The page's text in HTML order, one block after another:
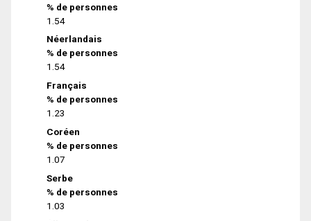
% de personnes
1.54
Néerlandais
% de personnes
1.54
Français
% de personnes
1.23
Coréen
% de personnes
1.07
Serbe
% de personnes
1.03